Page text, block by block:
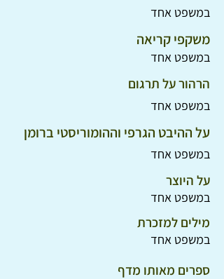
במשפט אחד
משקפי קריאה
במשפט אחד
הרהור על תרגום
במשפט אחד
על ההיבט הגרפי וההומוריסטי ברומן
במשפט אחד
על היוצר
במשפט אחד
מילים למזכרת
במשפט אחד
ספרים מאותו מדף